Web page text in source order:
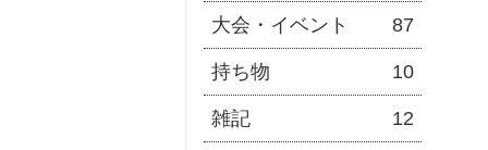
大会・イベント 87
持ち物 10
雑記 12